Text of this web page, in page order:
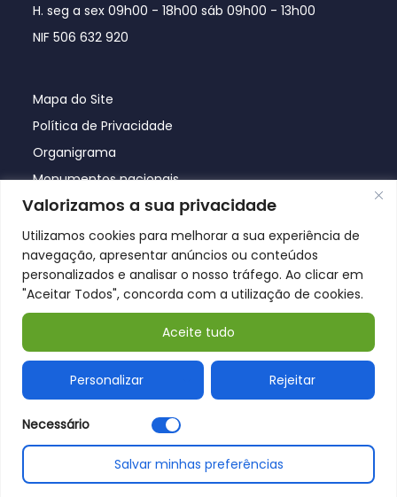
Valorizamos a sua privacidade
Utilizamos cookies para melhorar a sua experiência de
navegação, apresentar anúncios ou conteúdos
personalizados e analisar o nosso tráfego. Ao clicar em
"Aceitar Todos", concorda com a utilização de cookies.
Personalizar Rejeitar
Aceite tudo
Necessário
Salvar minhas preferências
H. seg a sex 09h00 - 18h00 sáb 09h00 - 13h00
NIF 506 632 920
Mapa do Site
Política de Privacidade
Organigrama
Monumentos nacionais
© Póvoa de Lanhoso 2026